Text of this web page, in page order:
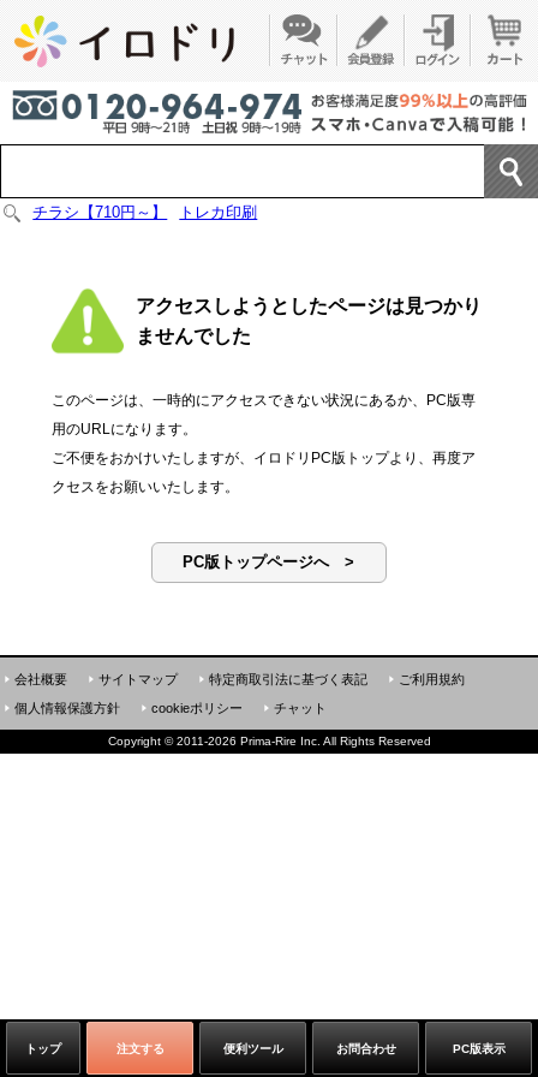
チラシ【710円～】 トレカ印刷
アクセスしようとしたページは見つかり
ませんでした
このページは、一時的にアクセスできない状況にあるか、PC版専
用のURLになります。
ご不便をおかけいたしますが、イロドリPC版トップより、再度ア
クセスをお願いいたします。
PC版トップページへ >
トップ 注文する 便利ツール お問合わせ PC版表示
会社概要 サイトマップ 特定商取引法に基づく表記
ご利用規約
個人情報保護方針
cookieポリシー チャット
Copyright ©2011-2026 Prima-Rire Inc. All Rights Reserved